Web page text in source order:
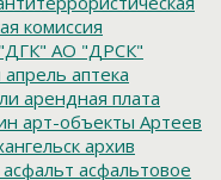
комиссия
АО "ДРСК"
апрель аптека
арендная плата
арт-объекты Артеев
архив
асфальт асфальтовое